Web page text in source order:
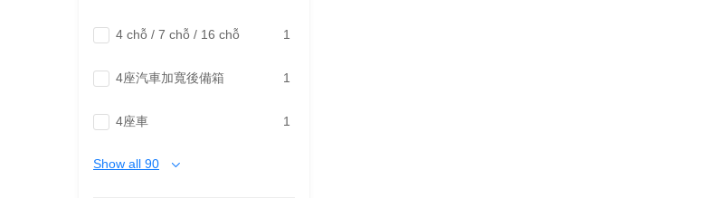
4 chỗ / 7 chỗ / 16 chỗ 1
4座汽車加寬後備箱 1
4座車 1
Show all 90